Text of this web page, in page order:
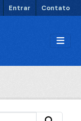
Entrar Contato